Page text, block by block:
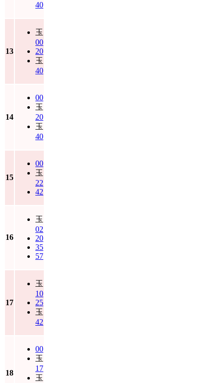
40
13
玉
00
20
玉
40
14
00
玉
20
玉
40
15
00
玉
22
42
16
玉
02
20
35
57
17
玉
10
25
玉
42
18
00
玉
17
玉